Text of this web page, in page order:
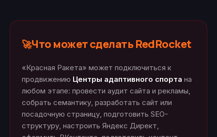
🚀Что может сделать RedRocket
«Красная Ракета» может подключиться к
продвижению Центры адаптивного спорта на
любом этапе: провести аудит сайта и рекламы,
собрать семантику, разработать сайт или
посадочную страницу, подготовить SEO-
структуру, настроить Яндекс Директ,